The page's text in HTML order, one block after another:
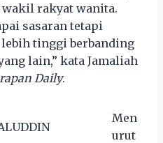
wakil rakyat wanita.
sasaran tetapi
tinggi berbanding
lain,” kata Jamaliah
Daily.
Men
urut